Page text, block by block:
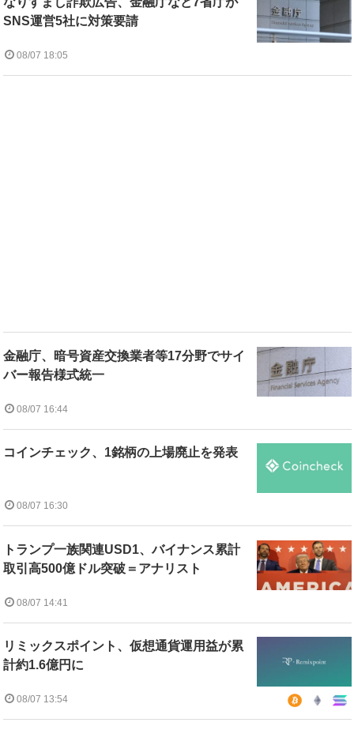
SNS運営5社に対策要請
08/07 18:05
金融庁、暗号資産交換業者等17分野でサイ
バー報告様式統一
08/07 16:44
コインチェック、1銘柄の上場廃止を発表
08/07 16:30
トランプ一族関連USD1、バイナンス累計
取引高500億ドル突破＝アナリスト
08/07 14:41
リミックスポイント、仮想通貨運用益が累
計約1.6億円に
08/07 13:54